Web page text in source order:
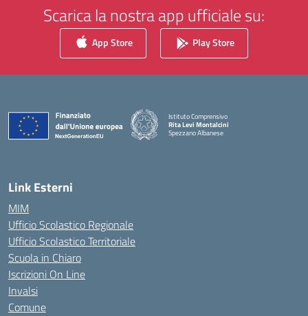
Scarica la nostra app ufficiale su:
App Store Play Store
Istituto Comprensivo
Rita Levi Montalcini
Spezzano Albanese
— Visita la pagina iniziale della scuola
Link Esterni
MIM
Ufficio Scolastico Regionale
Ufficio Scolastico Territoriale
Scuola in Chiaro
Iscrizioni On Line
Invalsi
Comune